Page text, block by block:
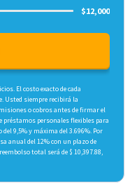
El costo exacto de cada
Usted siempre recibirá la
o cobros antes de firmar el
personales flexibles para
9,5% y máxima del 3.696%. Por
anual del 12% con un plazo de
total será de $ 10,397.88,